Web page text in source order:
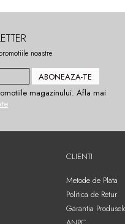
noastre
magazinului. Afla mai
CLIENTI
Metode de Plata
Politica de Retur
Garantia